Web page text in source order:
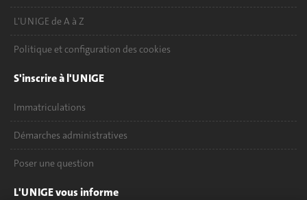
L'UNIGE de A à Z
Politique et configuration des cookies
S'inscrire à l'UNIGE
Immatriculations
Démarches administratives
Poser une question
L'UNIGE vous informe